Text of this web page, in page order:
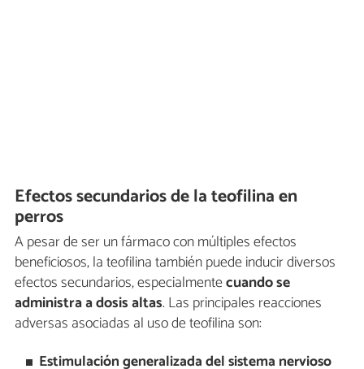
Efectos secundarios de la teofilina en
perros
A pesar de ser un fármaco con múltiples efectos
beneficiosos, la teofilina también puede inducir diversos
efectos secundarios, especialmentecuando se
administra a dosis altas. Las principales reacciones
adversas asociadas al uso de teofilina son:
Estimulación generalizada del sistema nervioso